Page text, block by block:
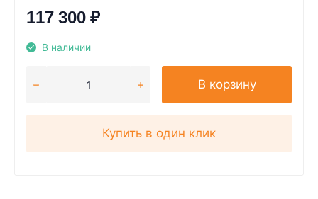
117 300₽
В наличии
В корзину
Купить в один клик